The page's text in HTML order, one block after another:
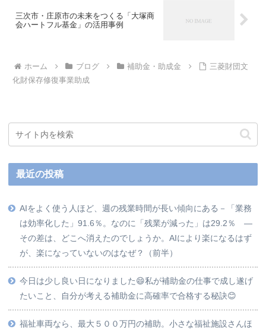
三次市・庄原市の未来をつくる「大塚商
会ハートフル基金」の活用事例
ホーム ブログ 補助金・助成金
三菱財団文
化財保存修復事業助成
最近の投稿
AIをよく使う人ほど、週の残業時間が長い傾向にある－「業務
は効率化した」91.6％。なのに「残業が減った」は29.2％ ―
その差は、どこへ消えたのでしょうか。AIにより楽になるはず
が、楽になっていないのはなぜ？（前半）
今日は少し良い日になりました😄私が補助金の仕事で成し遂げ
たいこと、自分が考える補助金に高確率で合格する秘訣😊
福祉車両なら、最大５００万円の補助。小さな福祉施設さんほ